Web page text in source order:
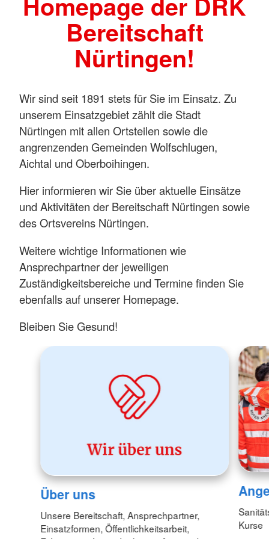
Bereitschaft
Nürtingen!
Wir sind seit 1891 stets für Sie im Einsatz. Zu
unserem Einsatzgebiet zählt die Stadt
Nürtingen mit allen Ortsteilen sowie die
angrenzenden Gemeinden Wolfschlugen,
Aichtal und Oberboihingen.
Hier informieren wir Sie über aktuelle Einsätze
und Aktivitäten der Bereitschaft Nürtingen sowie
des Ortsvereins Nürtingen.
Weitere wichtige Informationen wie
Ansprechpartner der jeweiligen
Zuständigkeitsbereiche und Termine finden Sie
ebenfalls auf unserer Homepage.
Bleiben Sie Gesund!
Über uns
Unsere Bereitschaft, Ansprechpartner,
Einsatzformen, Öffentlichkeitsarbeit,
Kurse